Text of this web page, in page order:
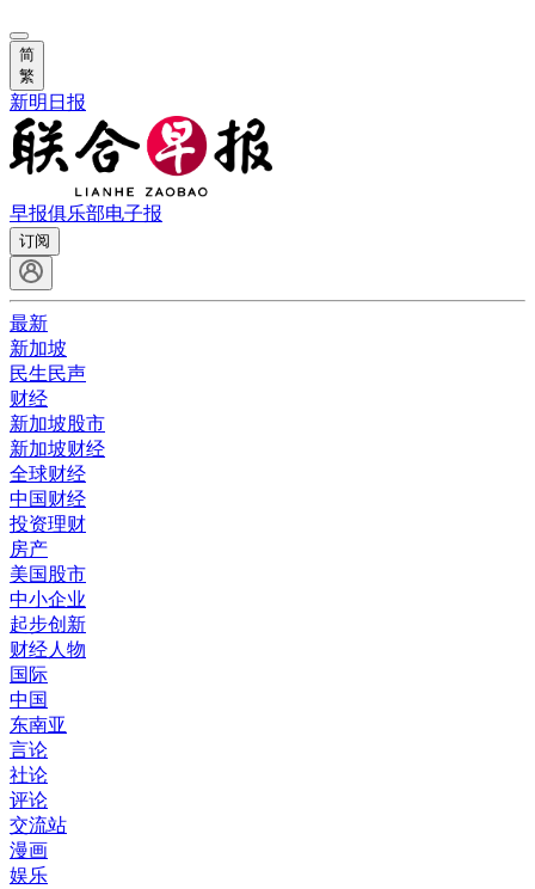
简
繁
新明日报
早报俱乐部电子报
订阅
最新
新加坡
民生民声
财经
新加坡股市
新加坡财经
全球财经
中国财经
投资理财
房产
美国股市
中小企业
起步创新
财经人物
国际
中国
东南亚
言论
社论
评论
交流站
漫画
娱乐